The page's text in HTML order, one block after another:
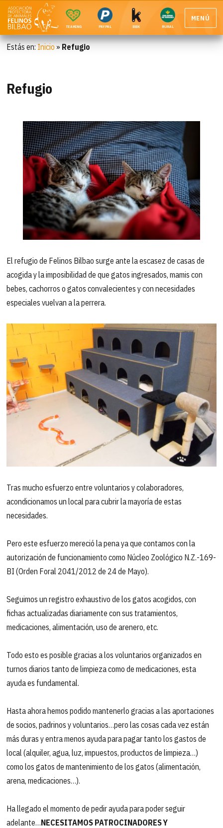
TEAMING PAYPAL BBK RURAL
MENÚ
Estás en: Inicio » Refugio
Refugio
El refugio de Felinos Bilbao surge ante la escasez de casas de
acogida y la imposibilidad de que gatos ingresados, mamis con
bebes, cachorros o gatos convalecientes y con necesidades
especiales vuelvan a la perrera.
Tras mucho esfuerzo entre voluntarios y colaboradores,
acondicionamos un local para cubrir la mayoría de estas
necesidades.
Pero este esfuerzo mereció la pena ya que contamos con la
autorización de funcionamiento como Núcleo Zoológico N.Z.-169-
BI (Orden Foral 2041/2012 de 24 de Mayo).
Seguimos un registro exhaustivo de los gatos acogidos, con
fichas actualizadas diariamente con sus tratamientos,
medicaciones, alimentación, uso de arenero, etc.
Todo esto es posible gracias a los voluntarios organizados en
turnos diarios tanto de limpieza como de medicaciones, esta
ayuda es fundamental.
Hasta ahora hemos podido mantenerlo gracias a las aportaciones
de socios, padrinos y voluntarios…pero las cosas cada vez están
más duras y entra menos ayuda para pagar tanto los gastos de
local (alquiler, agua, luz, impuestos, productos de limpieza…)
como los gatos de mantenimiento de los gatos (alimentación,
arena, medicaciones…).
Ha llegado el momento de pedir ayuda para poder seguir
adelante…NECESITAMOS PATROCINADORES Y